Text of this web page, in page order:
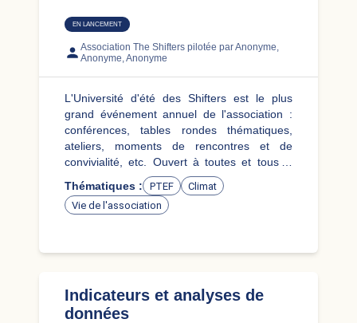
EN LANCEMENT
Association The Shifters pilotée par Anonyme,
Anonyme, Anonyme
L'Université d'été des Shifters est le plus
grand événement annuel de l'association :
conférences, tables rondes thématiques,
ateliers, moments de rencontres et de
convivialité, etc. Ouvert à toutes et tous, il
réunit l’écosystème du Shift Project et des
Shifters : membres et sympathisants de
l’association, experts et intervenants,
Thématiques : PTEF
Climat
Vie de l'association
Indicateurs et analyses de
données